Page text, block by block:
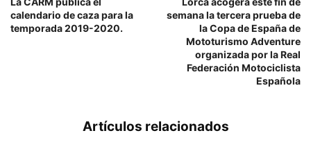
calendario de caza para la
temporada 2019-2020.
semana la tercera prueba de
la Copa de España de
Mototurismo Adventure
organizada por la Real
Federación Motociclista
Española
Artículos relacionados